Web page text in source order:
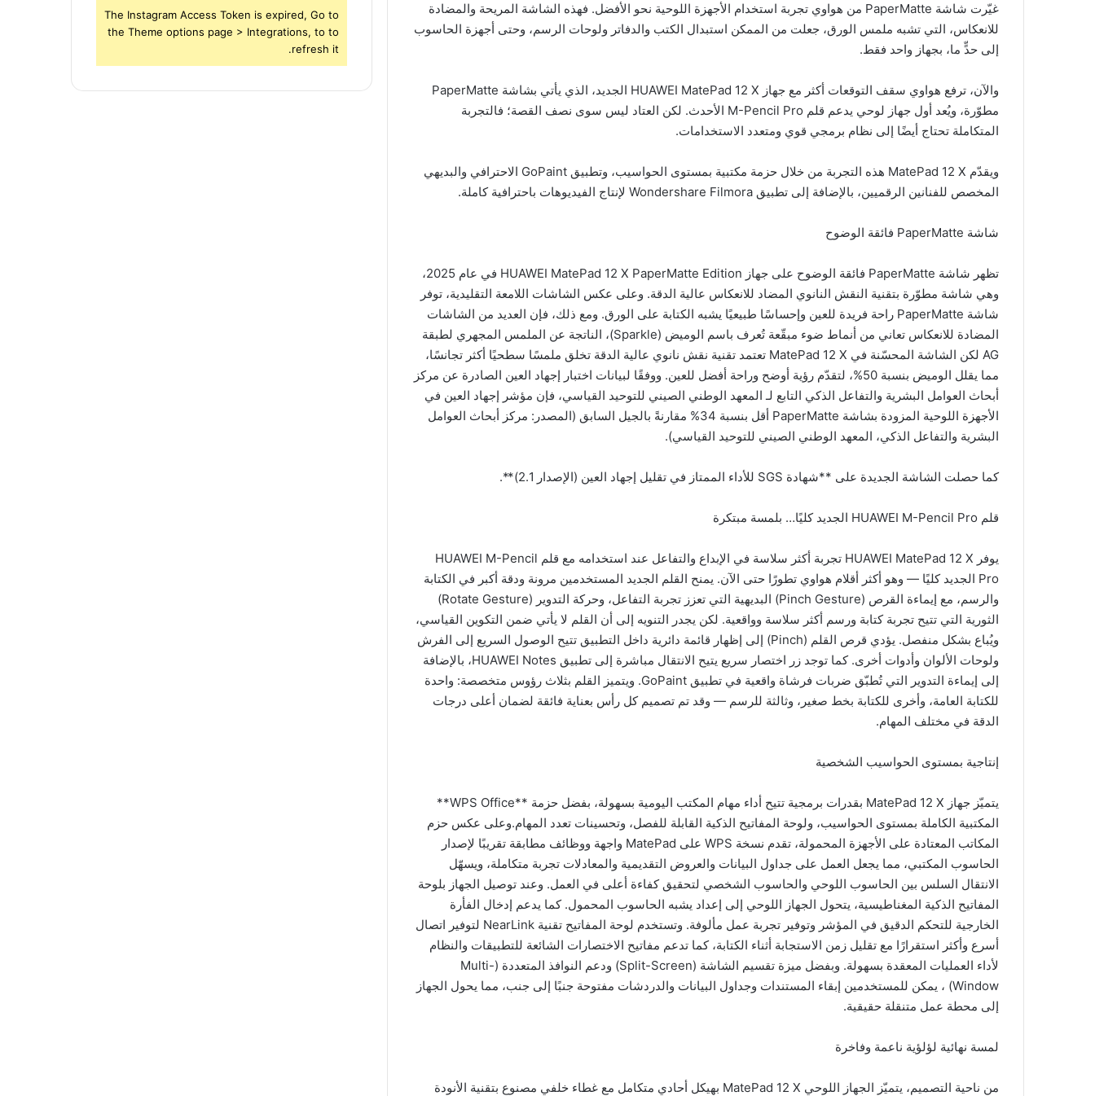
غيّرت شاشة PaperMatte من هواوي تجربة استخدام الأجهزة اللوحية نحو الأفضل. فهذه الشاشة المريحة والمضادة
للانعكاس، التي تشبه ملمس الورق، جعلت من الممكن استبدال الكتب والدفاتر ولوحات الرسم، وحتى أجهزة الحاسوب
إلى حدٍّ ما، بجهاز واحد فقط.
والآن، ترفع هواوي سقف التوقعات أكثر مع جهاز HUAWEI MatePad 12 X الجديد، الذي يأتي بشاشة PaperMatte
مطوّرة، ويُعد أول جهاز لوحي يدعم قلم M-Pencil Pro الأحدث. لكن العتاد ليس سوى نصف القصة؛ فالتجربة
المتكاملة تحتاج أيضًا إلى نظام برمجي قوي ومتعدد الاستخدامات.
ويقدّم MatePad 12 X هذه التجربة من خلال حزمة مكتبية بمستوى الحواسيب، وتطبيق GoPaint الاحترافي والبديهي
المخصص للفنانين الرقميين، بالإضافة إلى تطبيق Wondershare Filmora لإنتاج الفيديوهات باحترافية كاملة.
شاشة PaperMatte فائقة الوضوح
تظهر شاشة PaperMatte فائقة الوضوح على جهاز HUAWEI MatePad 12 X PaperMatte Edition في عام 2025،
وهي شاشة مطوّرة بتقنية النقش النانوي المضاد للانعكاس عالية الدقة. وعلى عكس الشاشات اللامعة التقليدية، توفر
شاشة PaperMatte راحة فريدة للعين وإحساسًا طبيعيًا يشبه الكتابة على الورق. ومع ذلك، فإن العديد من الشاشات
المضادة للانعكاس تعاني من أنماط ضوء مبقّعة تُعرف باسم الوميض (Sparkle)، الناتجة عن الملمس المجهري لطبقة
AG لكن الشاشة المحسّنة في MatePad 12 X تعتمد تقنية نقش نانوي عالية الدقة تخلق ملمسًا سطحيًا أكثر تجانسًا،
مما يقلل الوميض بنسبة 50%، لتقدّم رؤية أوضح وراحة أفضل للعين. ووفقًا لبيانات اختبار إجهاد العين الصادرة عن مركز
أبحاث العوامل البشرية والتفاعل الذكي التابع لـ المعهد الوطني الصيني للتوحيد القياسي، فإن مؤشر إجهاد العين في
الأجهزة اللوحية المزودة بشاشة PaperMatte أقل بنسبة 34% مقارنةً بالجيل السابق (المصدر: مركز أبحاث العوامل
البشرية والتفاعل الذكي، المعهد الوطني الصيني للتوحيد القياسي).
كما حصلت الشاشة الجديدة على **شهادة SGS للأداء الممتاز في تقليل إجهاد العين (الإصدار 2.1)**.
قلم HUAWEI M-Pencil Pro الجديد كليًا… بلمسة مبتكرة
يوفر HUAWEI MatePad 12 X تجربة أكثر سلاسة في الإبداع والتفاعل عند استخدامه مع قلم HUAWEI M-Pencil
Pro الجديد كليًا — وهو أكثر أقلام هواوي تطورًا حتى الآن. يمنح القلم الجديد المستخدمين مرونة ودقة أكبر في الكتابة
والرسم، مع إيماءة القرص (Pinch Gesture) البديهية التي تعزز تجربة التفاعل، وحركة التدوير (Rotate Gesture)
الثورية التي تتيح تجربة كتابة ورسم أكثر سلاسة وواقعية. لكن يجدر التنويه إلى أن القلم لا يأتي ضمن التكوين القياسي،
ويُباع بشكل منفصل. يؤدي قرص القلم (Pinch) إلى إظهار قائمة دائرية داخل التطبيق تتيح الوصول السريع إلى الفرش
ولوحات الألوان وأدوات أخرى. كما توجد زر اختصار سريع يتيح الانتقال مباشرة إلى تطبيق HUAWEI Notes، بالإضافة
إلى إيماءة التدوير التي تُطبّق ضربات فرشاة واقعية في تطبيق GoPaint. ويتميز القلم بثلاث رؤوس متخصصة: واحدة
للكتابة العامة، وأخرى للكتابة بخط صغير، وثالثة للرسم — وقد تم تصميم كل رأس بعناية فائقة لضمان أعلى درجات
الدقة في مختلف المهام.
إنتاجية بمستوى الحواسيب الشخصية
يتميّز جهاز MatePad 12 X بقدرات برمجية تتيح أداء مهام المكتب اليومية بسهولة، بفضل حزمة **WPS Office**
المكتبية الكاملة بمستوى الحواسيب، ولوحة المفاتيح الذكية القابلة للفصل، وتحسينات تعدد المهام.وعلى عكس حزم
المكاتب المعتادة على الأجهزة المحمولة، تقدم نسخة WPS على MatePad واجهة ووظائف مطابقة تقريبًا لإصدار
الحاسوب المكتبي، مما يجعل العمل على جداول البيانات والعروض التقديمية والمعادلات تجربة متكاملة، ويسهّل
الانتقال السلس بين الحاسوب اللوحي والحاسوب الشخصي لتحقيق كفاءة أعلى في العمل. وعند توصيل الجهاز بلوحة
المفاتيح الذكية المغناطيسية، يتحول الجهاز اللوحي إلى إعداد يشبه الحاسوب المحمول. كما يدعم إدخال الفأرة
الخارجية للتحكم الدقيق في المؤشر وتوفير تجربة عمل مألوفة. وتستخدم لوحة المفاتيح تقنية NearLink لتوفير اتصال
أسرع وأكثر استقرارًا مع تقليل زمن الاستجابة أثناء الكتابة، كما تدعم مفاتيح الاختصارات الشائعة للتطبيقات والنظام
لأداء العمليات المعقدة بسهولة. وبفضل ميزة تقسيم الشاشة (Split-Screen) ودعم النوافذ المتعددة (Multi-
Window) ، يمكن للمستخدمين إبقاء المستندات وجداول البيانات والدردشات مفتوحة جنبًا إلى جنب، مما يحول الجهاز
إلى محطة عمل متنقلة حقيقية.
لمسة نهائية لؤلؤية ناعمة وفاخرة
من ناحية التصميم، يتميّز الجهاز اللوحي MatePad 12 X بهيكل أحادي متكامل مع غطاء خلفي مصنوع بتقنية الأنودة
The Instagram Access Token is expired, Go to
the Theme options page > Integrations, to to
refresh it.